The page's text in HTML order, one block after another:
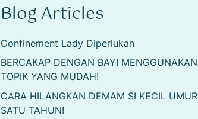
Blog Articles
Confinement Lady Diperlukan
BERCAKAP DENGAN BAYI MENGGUNAKAN
TOPIK YANG MUDAH!
CARA HILANGKAN DEMAM SI KECIL UMUR
SATU TAHUN!